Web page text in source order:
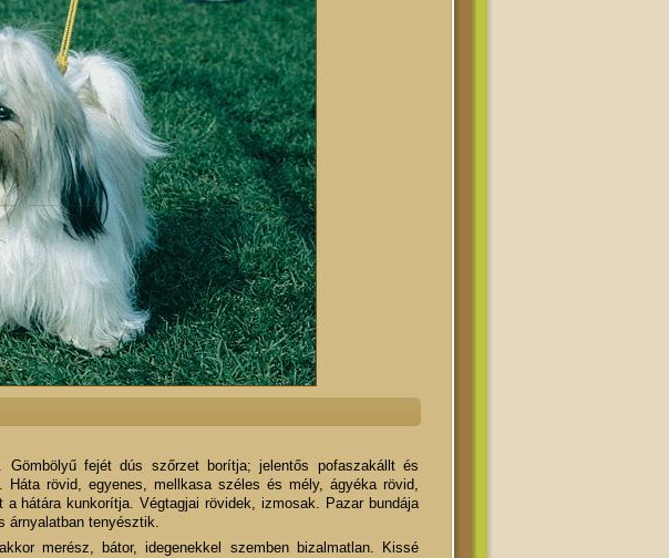
fejét dús szőrzet borítja; jelentős pofaszakállt és
rövid, egyenes, mellkasa széles és mély, ágyéka rövid,
hátára kunkorítja. Végtagjai rövidek, izmosak. Pazar bundája
árnyalatban tenyésztik.
merész, bátor, idegenekkel szemben bizalmatlan. Kissé